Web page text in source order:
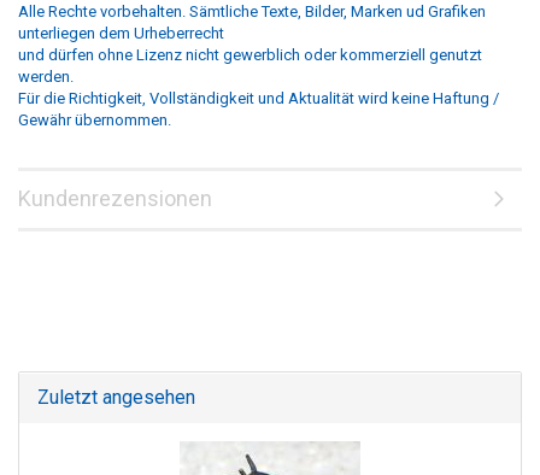
Alle Rechte vorbehalten. Sämtliche Texte, Bilder, Marken ud Grafiken
unterliegen dem Urheberrecht
und dürfen ohne Lizenz nicht gewerblich oder kommerziell genutzt
werden.
Für die Richtigkeit, Vollständigkeit und Aktualität wird keine Haftung /
Gewähr übernommen.
Kundenrezensionen
Zuletzt angesehen